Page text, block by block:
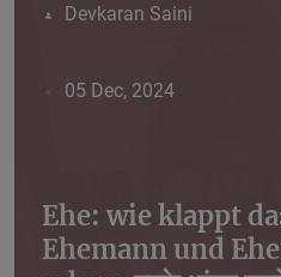
Devkaran Saini
05 Dec, 2024
Ehe: wie klappt
Ehemann und